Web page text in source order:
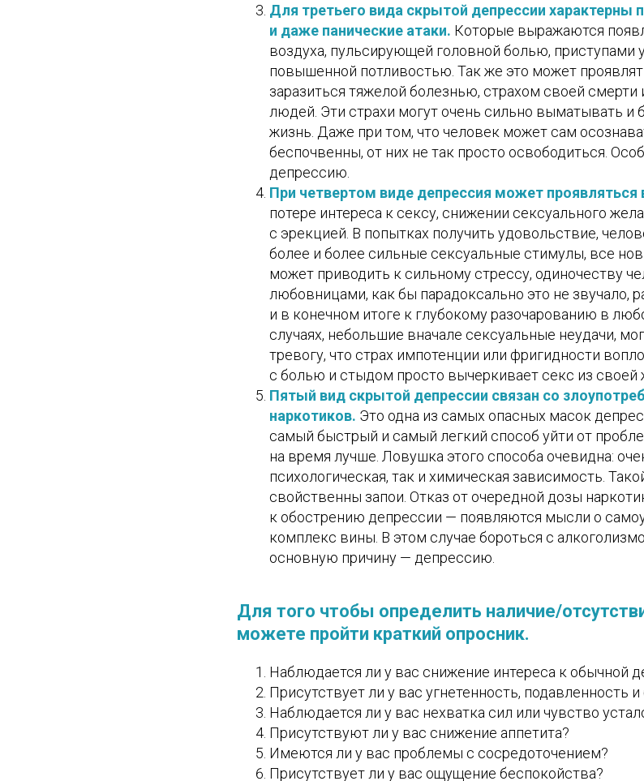
Для третьего вида скрытой депрессии характерны
и даже панические атаки. Которые выражаются
воздуха, пульсирующей головной болью, приступами
повышенной потливостью. Так же это может
заразиться тяжелой болезнью, страхом своей смерти
людей. Эти страхи могут очень сильно выматывать и
жизнь. Даже при том, что человек может сам
беспочвенны, от них не так просто освободиться.
депрессию.
При четвертом виде депрессия может проявляться
потере интереса к сексу, снижении сексуального
с эрекцией. В попытках получить удовольствие,
более и более сильные сексуальные стимулы, все
может приводить к сильному стрессу, одиночеству
любовницами, как бы парадоксально это не звучало,
и в конечном итоге к глубокому разочарованию в
случаях, небольшие вначале сексуальные неудачи,
тревогу, что страх импотенции или фригидности
с болью и стыдом просто вычеркивает секс из своей
Пятый вид скрытой депрессии связан со
наркотиков. Это одна из самых опасных масок
самый быстрый и самый легкий способ уйти от
на время лучше. Ловушка этого способа очевидна:
психологическая, так и химическая зависимость.
свойственны запои. Отказ от очередной дозы
к обострению депрессии — появляются мысли о
комплекс вины. В этом случае бороться с
основную причину — депрессию.
Для того чтобы определить наличие/
можете пройти краткий опросник.
Наблюдается ли у вас снижение интереса к обычной
Присутствует ли у вас угнетенность, подавленность
Наблюдается ли у вас нехватка сил или чувство
Присутствуют ли у вас снижение аппетита?
Имеются ли у вас проблемы с сосредоточением?
Присутствует ли у вас ощущение беспокойства?